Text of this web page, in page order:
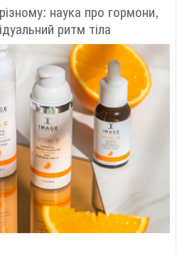
наука про гормони,
ритм тіла